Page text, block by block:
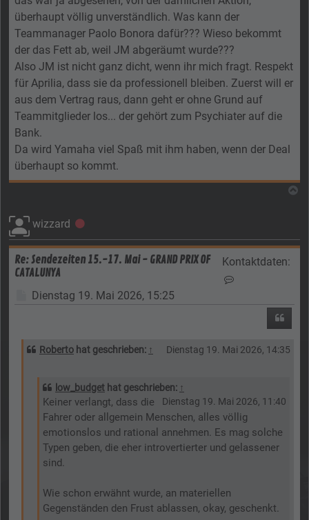
überhaupt völlig unverständlich. Was kann der
Teammanager Paolo Bonora dafür??? Wieso bekommt
der das Fett ab, weil JM abgeräumt wurde???
Also JM ist nicht ganz dicht, wenn ihr mich fragt. Respekt
für Aprilia, dass sie da professionell bleiben. Zuerst will er
aus dem Vertrag raus, dann geht er ohne Grund auf
Teammitglieder los... der gehört zum Psychiater auf die
Bank.
Da wird Yamaha viel Spaß mit ihm haben, wenn der Deal
überhaupt so kommt.
wizzard Offline
Re: Sendezeiten 15.-17. Mai - GRAND PRIX OF
CATALUNYA
Kontaktdaten:
Beitrag
Dienstag 19. Mai 2026, 15:25
Roberto hat geschrieben: ↑ Dienstag 19. Mai 2026, 14:35
low_budget hat geschrieben: ↑
Dienstag 19. Mai 2026, 11:40
Keiner verlangt, dass die
Fahrer oder allgemein Menschen, alles völlig
emotionslos und rational annehmen. Es mag solche
Typen geben, die eher introvertierter und gelassener
sind.
Wie schon erwähnt wurde, an materiellen
Gegenständen den Frust ablassen, okay, geschenkt.